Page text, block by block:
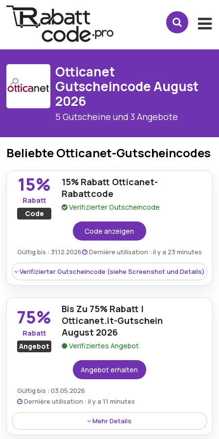
Otticanet
Gutscheincode August
2026
5 Gutscheine und 3 Angebote
Beliebte Otticanet-Gutscheincodes
15%
Rabatt
Code
15% Rabatt Otticanet-
Rabattcode
Verifizierter Gutscheincode
Code anzeigen
Gültig bis : 31.12.2026 Dernière utilisation : il y a 23 minutes
Verifizierter Gutscheincode (siehe Screenshot und Details)
Rabatt:Erhalten Sie 15% Rabatt auf alle Produkte
zum regulären Preis.
75%
Rabatt
Angebot
Bis Zu 75% Rabatt |
Otticanet.it-Gutschein
August 2026
Verifiziertes Angebot
Angebot erhalten
Gültig bis : 03.05.2026
Dernière utilisation : il y a 11 minutes
Mehr Details